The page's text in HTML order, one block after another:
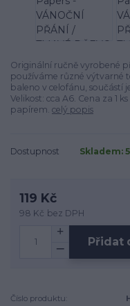
Originální ručně vyrobené
používáme různé výtvarné
baleno v celofánu, součástí
Velikost: cca A6. Cena za 1
papírem. celý popis
Dostupnost Skladem: 5
119 Kč
98 Kč bez DPH
Přidat
Číslo produktu: